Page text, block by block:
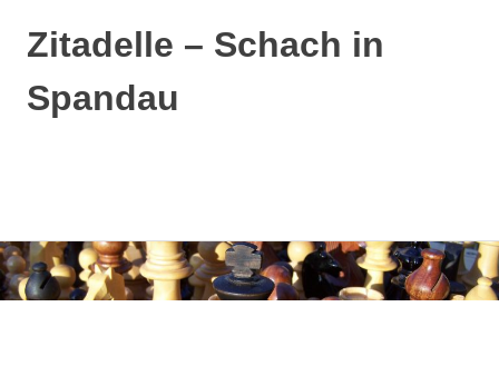
Zum
Inhalt
springen
Zitadelle – Schach in
Spandau